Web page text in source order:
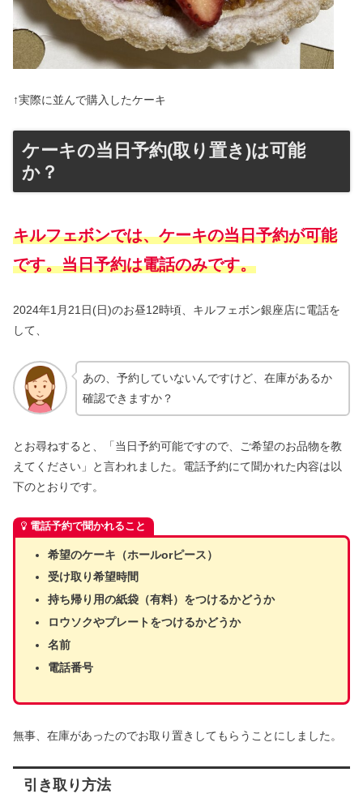
↑実際に並んで購入したケーキ
ケーキの当日予約(取り置き)は可能
か？
キルフェボンでは、ケーキの当日予約が可能
です。当日予約は電話のみです。
2024年1月21日(日)のお昼12時頃、キルフェボン銀座店に電話を
して、
あの、予約していないんですけど、在庫があるか
確認できますか？
とお尋ねすると、「当日予約可能ですので、ご希望のお品物を教
えてください」と言われました。電話予約にて聞かれた内容は以
下のとおりです。
電話予約で聞かれること
希望のケーキ（ホールorピース）
受け取り希望時間
持ち帰り用の紙袋（有料）をつけるかどうか
ロウソクやプレートをつけるかどうか
名前
電話番号
無事、在庫があったのでお取り置きしてもらうことにしました。
引き取り方法